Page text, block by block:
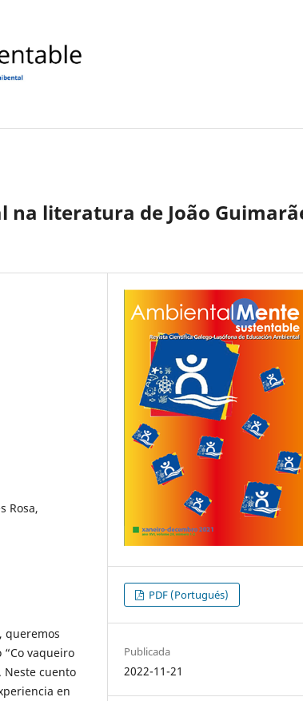
na literatura de João
Rosa,
queremos
vaqueiro
Neste cuento
en
PDF (Portugués)
Publicada
2022-11-21